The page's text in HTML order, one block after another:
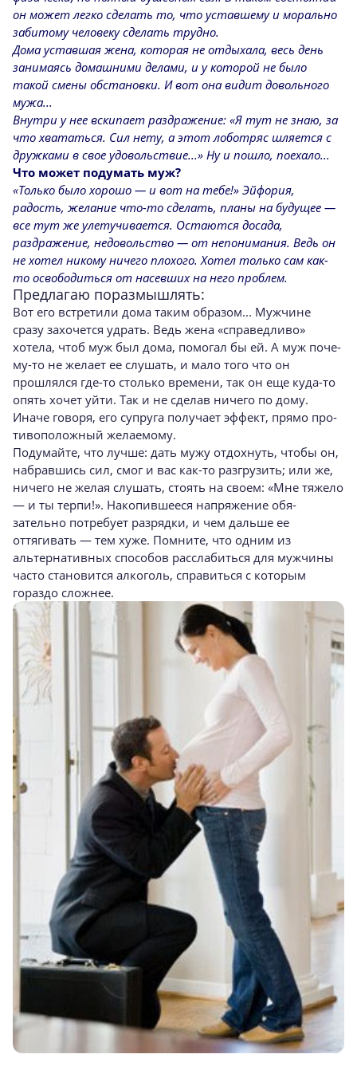
он может легко сделать то, что уставшему и морально
забитому человеку сделать трудно.
Дома уставшая жена, которая не отдыхала, весь день
занимаясь домашними делами, и у ко­торой не было
такой смены обстановки. И вот она видит довольного
мужа...
Внутри у нее вскипает раздражение: «Я тут не знаю, за
что хвататься. Сил нету, а этот лобот­ряс шляется с
дружками в свое удовольствие...» Ну и пошло, поехало...
Что может подумать муж?
«Только было хорошо — и вот на тебе!» Эйфория,
радость, желание что-то сделать, планы на будущее —
все тут же улетучива­ется. Остаются досада,
раздражение, недо­вольство — от непонимания. Ведь он
не хо­тел никому ничего плохого. Хотел только сам как-
то освободиться от насевших на него проблем.
Предлагаю поразмышлять:
Вот его встретили дома таким обра­зом... Мужчине
сразу захочется удрать. Ведь жена «справедливо»
хотела, чтоб муж был дома, помогал бы ей. А муж поче­
му-то не желает ее слушать, и мало того что он
прошлялся где-то столько времени, так он еще куда-то
опять хочет уйти. Так и не сделав ничего по дому.
Иначе говоря, его супруга получает эффект, прямо про­
тивоположный желаемому.
Подумайте, что лучше: дать мужу отдох­нуть, чтобы он,
набравшись сил, смог и вас как-то разгрузить; или же,
ничего не желая слушать, стоять на своем: «Мне тяжело
— и ты терпи!». Накопившееся напряжение обя­
зательно потребует разрядки, и чем дальше ее
оттягивать — тем хуже. Помните, что одним из
альтернативных способов расслабиться для мужчины
часто становится алкоголь, справиться с которым
гораздо сложнее.